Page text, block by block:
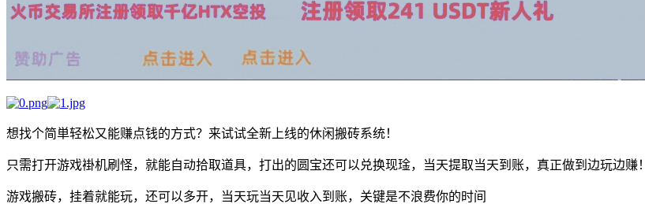
想找个简単轻松又能赚点钱的方式？来试试全新上线的休闲搬砖系统！
只需打开游戏褂机刷怪，就能自动拾取道具，打出的圆宝还可以兑换现琻，当天提取当天到账，真正做到边玩边赚！
游戏搬砖，挂着就能玩，还可以多开，当天玩当天见收入到账，关键是不浪费你的时间